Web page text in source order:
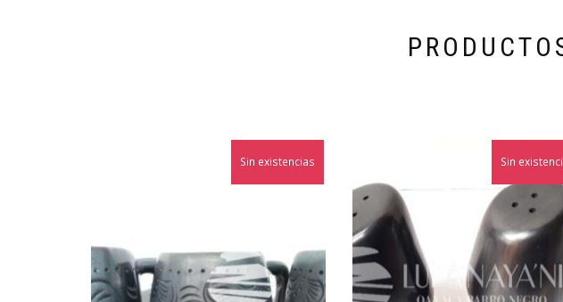
Sin existencias Sin